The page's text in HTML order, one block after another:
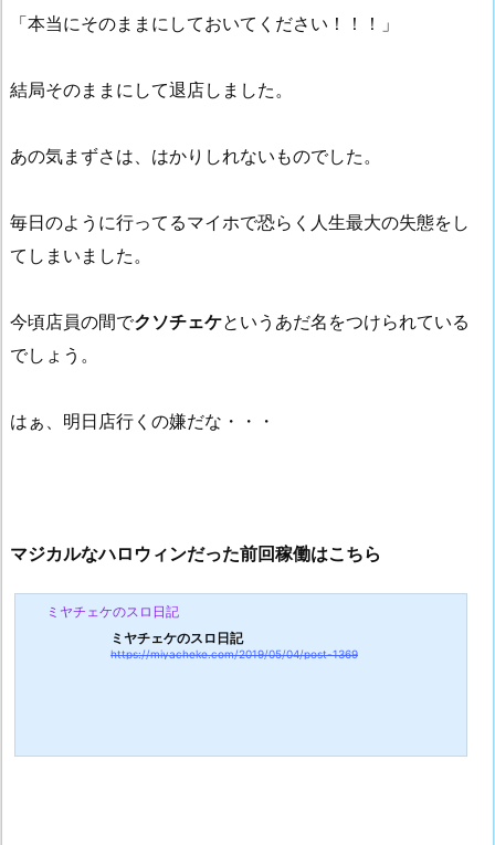
「本当にそのままにしておいてください！！！」
結局そのままにして退店しました。
あの気まずさは、はかりしれないものでした。
毎日のように行ってるマイホで恐らく人生最大の失態をし
てしまいました。
今頃店員の間でクソチェケというあだ名をつけられている
でしょう。
はぁ、明日店行くの嫌だな・・・
マジカルなハロウィンだった前回稼働はこちら
ミヤチェケのスロ日記
ミヤチェケのスロ日記
https://miyacheke.com/2019/05/04/post-1369